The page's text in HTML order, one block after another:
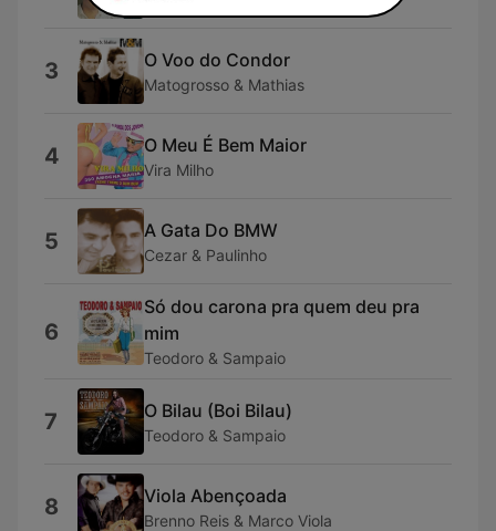
3 O Voo do Condor
Matogrosso & Mathias
4 O Meu É Bem Maior
Vira Milho
5 A Gata Do BMW
Cezar & Paulinho
6
Só dou carona pra quem deu pra
mim
Teodoro & Sampaio
7 O Bilau (Boi Bilau)
Teodoro & Sampaio
8 Viola Abençoada
Brenno Reis & Marco Viola